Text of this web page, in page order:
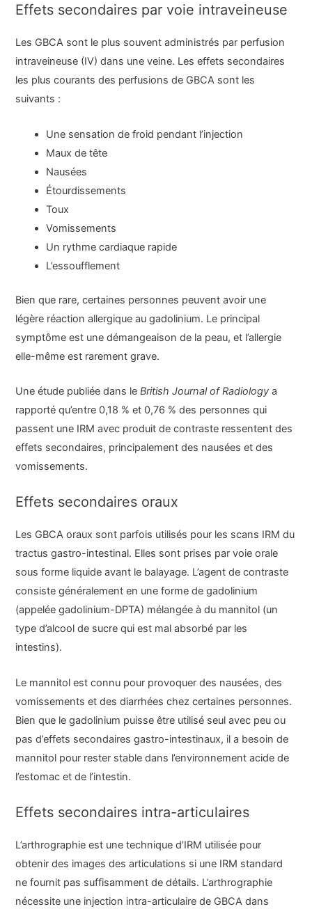
Effets secondaires par voie intraveineuse
Les GBCA sont le plus souvent administrés par perfusion
intraveineuse (IV) dans une veine. Les effets secondaires
les plus courants des perfusions de GBCA sont les
suivants :
Une sensation de froid pendant l’injection
Maux de tête
Nausées
Étourdissements
Toux
Vomissements
Un rythme cardiaque rapide
L’essoufflement
Bien que rare, certaines personnes peuvent avoir une
légère réaction allergique au gadolinium. Le principal
symptôme est une démangeaison de la peau, et l’allergie
elle-même est rarement grave.
Une étude publiée dans leBritish Journal of Radiologya
rapporté qu’entre 0,18 % et 0,76 % des personnes qui
passent une IRM avec produit de contraste ressentent des
effets secondaires, principalement des nausées et des
vomissements.
Effets secondaires oraux
Les GBCA oraux sont parfois utilisés pour les scans IRM du
tractus gastro-intestinal. Elles sont prises par voie orale
sous forme liquide avant le balayage. L’agent de contraste
consiste généralement en une forme de gadolinium
(appelée gadolinium-DPTA) mélangée à du mannitol (un
type d’alcool de sucre qui est mal absorbé par les
intestins).
Le mannitol est connu pour provoquer des nausées, des
vomissements et des diarrhées chez certaines personnes.
Bien que le gadolinium puisse être utilisé seul avec peu ou
pas d’effets secondaires gastro-intestinaux, il a besoin de
mannitol pour rester stable dans l’environnement acide de
l’estomac et de l’intestin.
Effets secondaires intra-articulaires
L’arthrographie est une technique d’IRM utilisée pour
obtenir des images des articulations si une IRM standard
ne fournit pas suffisamment de détails. L’arthrographie
nécessite une injection intra-articulaire de GBCA dans